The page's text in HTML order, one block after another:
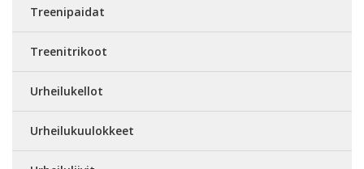
Treenipaidat
Treenitrikoot
Urheilukellot
Urheilukuulokkeet